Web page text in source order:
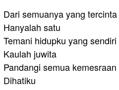
Dari semuanya yang tercinta
Hanyalah satu
Temani hidupku yang sendiri
Kaulah juwita
Pandangi semua kemesraan
Dihatiku